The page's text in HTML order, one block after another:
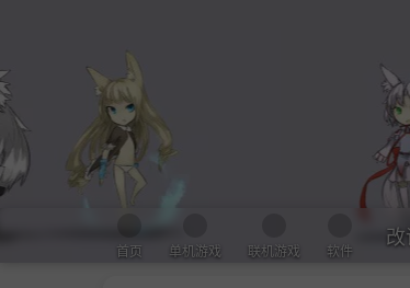
首页 单机游戏 联机游戏 软件